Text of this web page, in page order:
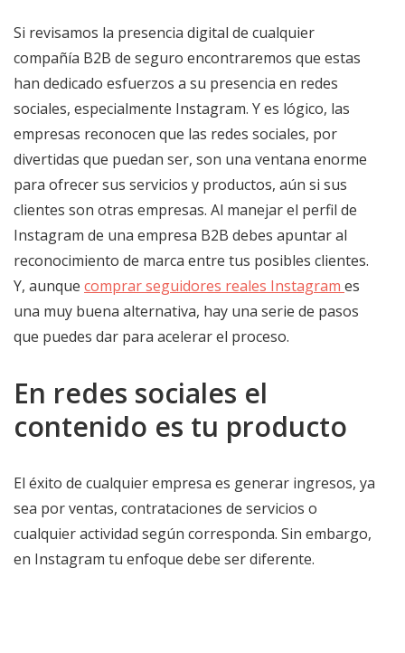
Si revisamos la presencia digital de cualquier
compañía B2B de seguro encontraremos que estas
han dedicado esfuerzos a su presencia en redes
sociales, especialmente Instagram. Y es lógico, las
empresas reconocen que las redes sociales, por
divertidas que puedan ser, son una ventana enorme
para ofrecer sus servicios y productos, aún si sus
clientes son otras empresas. Al manejar el perfil de
Instagram de una empresa B2B debes apuntar al
reconocimiento de marca entre tus posibles clientes.
Y, aunque comprar seguidores reales Instagram es
una muy buena alternativa, hay una serie de pasos
que puedes dar para acelerar el proceso.
En redes sociales el
contenido es tu producto
El éxito de cualquier empresa es generar ingresos, ya
sea por ventas, contrataciones de servicios o
cualquier actividad según corresponda. Sin embargo,
en Instagram tu enfoque debe ser diferente.